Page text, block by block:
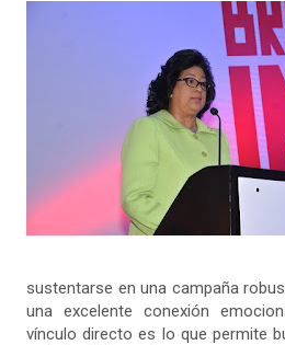
sustentarse en una campaña
una excelente conexión
vínculo directo es lo que permite